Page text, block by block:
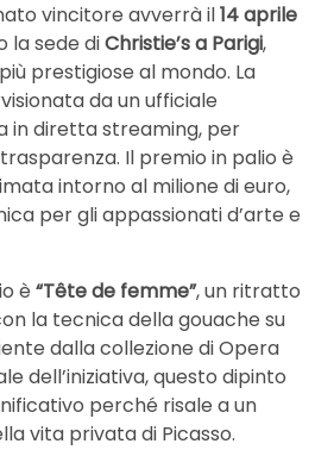
vincitore avverrà il14 aprile
la sede diChristie’s a Parigi,
prestigiose al mondo. La
da un ufficiale
in diretta streaming, per
Il premio in palio è
intorno al milione di euro,
per gli appassionati d’arte e
è “Tête de femme”, un ritratto
la tecnica della gouache su
dalla collezione di Opera
dell’iniziativa, questo dipinto
perché risale a un
vita privata di Picasso.